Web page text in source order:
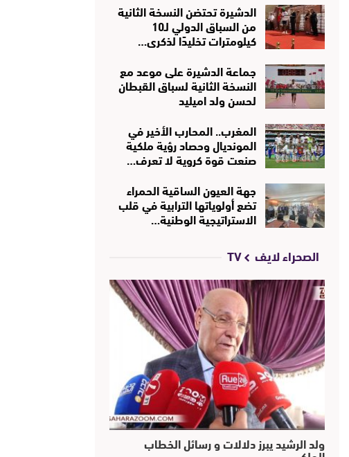
الدشيرة تحتضن النسخة الثانية
من السباق الدولي لـ10
كيلومترات تخليدًا لذكرى…
جماعة الدشيرة على موعد مع
النسخة الثانية لسباق القبطان
لحسن ولد اميليد
المغرب.. المحارب الأخير في
المونديال وحصاد رؤية ملكية
صنعت قوة كروية لا تعرف…
جهة العيون الساقية الحمراء
تضع أولوياتها الترابية في قلب
الاستراتيجية الوطنية…
الصحراء لايف TV
ولد الرشيد يبرز دلالات و رسائل الخطاب